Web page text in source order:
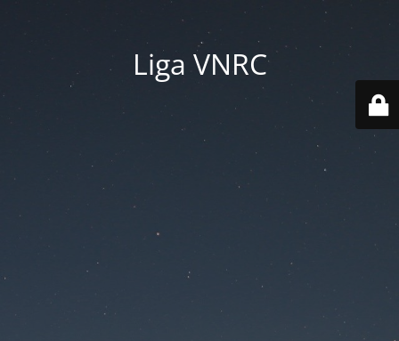
Liga VNRC